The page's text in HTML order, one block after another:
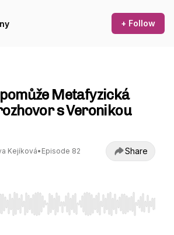
+ Follow
Metafyzická
s Veronikou
Kejíková• Episode 82 Share
Right to seek, Home/End to jump to